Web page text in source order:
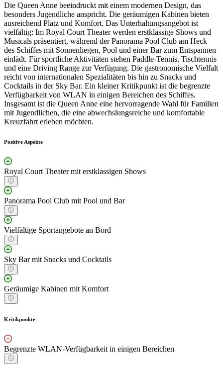
Die Queen Anne beeindruckt mit einem modernen Design, das
besonders Jugendliche anspricht. Die geräumigen Kabinen bieten
ausreichend Platz und Komfort. Das Unterhaltungsangebot ist
vielfältig: Im Royal Court Theater werden erstklassige Shows und
Musicals präsentiert, während der Panorama Pool Club am Heck
des Schiffes mit Sonnenliegen, Pool und einer Bar zum Entspannen
einlädt. Für sportliche Aktivitäten stehen Paddle-Tennis, Tischtennis
und eine Driving Range zur Verfügung. Die gastronomische Vielfalt
reicht von internationalen Spezialitäten bis hin zu Snacks und
Cocktails in der Sky Bar. Ein kleiner Kritikpunkt ist die begrenzte
Verfügbarkeit von WLAN in einigen Bereichen des Schiffes.
Insgesamt ist die Queen Anne eine hervorragende Wahl für Familien
mit Jugendlichen, die eine abwechslungsreiche und komfortable
Kreuzfahrt erleben möchten.
Positive Aspekte
Royal Court Theater mit erstklassigen Shows
Panorama Pool Club mit Pool und Bar
Vielfältige Sportangebote an Bord
Sky Bar mit Snacks und Cocktails
Geräumige Kabinen mit Komfort
Kritikpunkte
Begrenzte WLAN-Verfügbarkeit in einigen Bereichen